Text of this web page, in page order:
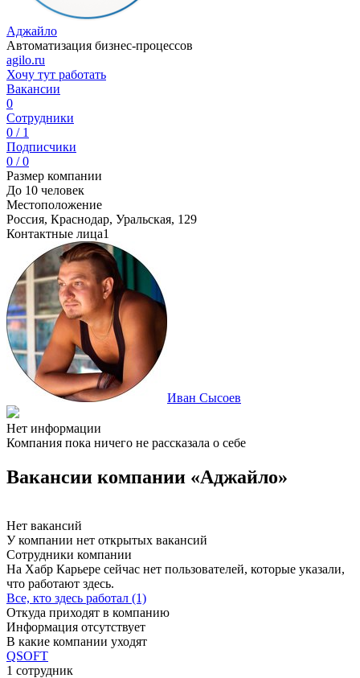
Аджайло
Автоматизация бизнес-процессов
agilo.ru
Хочу тут работать
Вакансии
0
Сотрудники
0 / 1
Подписчики
0 / 0
Размер компании
До 10 человек
Местоположение
Россия, Краснодар, Уральская, 129
Контактные лица1
Иван Сысоев
Нет информации
Компания пока ничего не рассказала о себе
Вакансии компании «Аджайло»
Нет вакансий
У компании нет открытых вакансий
Сотрудники компании
На Хабр Карьере сейчас нет пользователей, которые указали,
что работают здесь.
Все, кто здесь работал (1)
Откуда приходят в компанию
Информация отсутствует
В какие компании уходят
QSOFT
1 сотрудник